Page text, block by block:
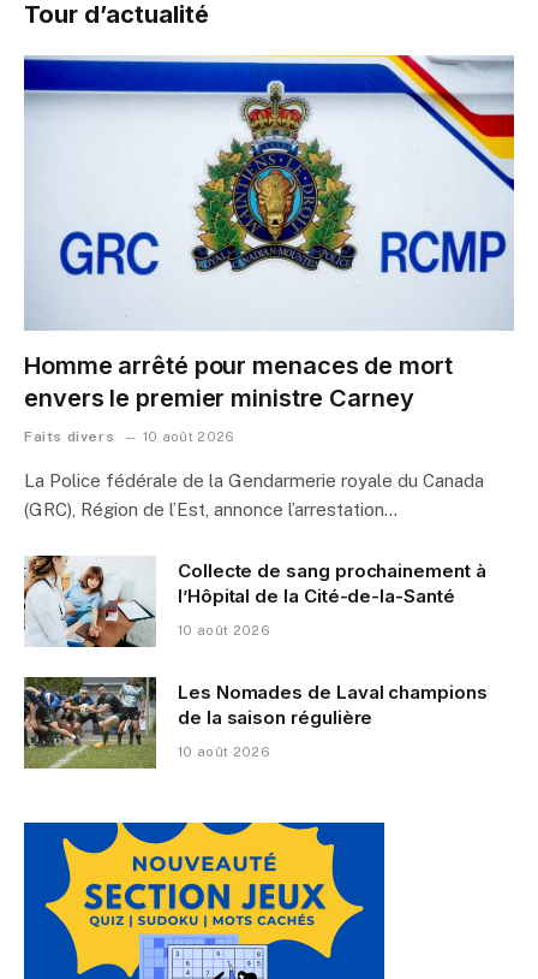
Tour d’actualité
Homme arrêté pour menaces de mort
envers le premier ministre Carney
Faits divers 10 août 2026
La Police fédérale de la Gendarmerie royale du Canada
(GRC), Région de l’Est, annonce l’arrestation…
Collecte de sang prochainement à
l’Hôpital de la Cité-de-la-Santé
10 août 2026
Les Nomades de Laval champions
de la saison régulière
10 août 2026